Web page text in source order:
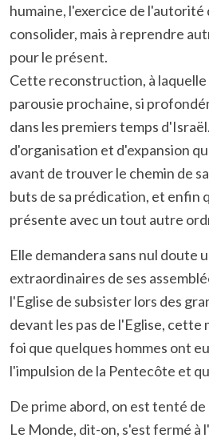
humaine, l'exercice de
consolider, mais à reprendre
pour le présent.
Cette reconstruction, à
parousie prochaine, si
dans les premiers temps
d'organisation et d'expansion
avant de trouver le chemin de
buts de sa prédication, et enfin
présente avec un tout autre
Elle demandera sans nul
extraordinaires de ses
l'Eglise de subsister lors des
devant les pas de l'Eglise,
foi que quelques hommes ont
l'impulsion de la Pentecôte et
De prime abord, on est tenté
Le Monde, dit-on, s'est fermé à